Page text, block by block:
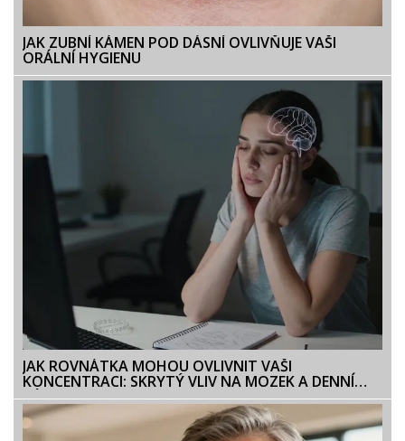
JAK ZUBNÍ KÁMEN POD DÁSNÍ OVLIVŇUJE VAŠI
ORÁLNÍ HYGIENU
JAK ROVNÁTKA MOHOU OVLIVNIT VAŠI
KONCENTRACI: SKRYTÝ VLIV NA MOZEK A DENNÍ
VÝKON